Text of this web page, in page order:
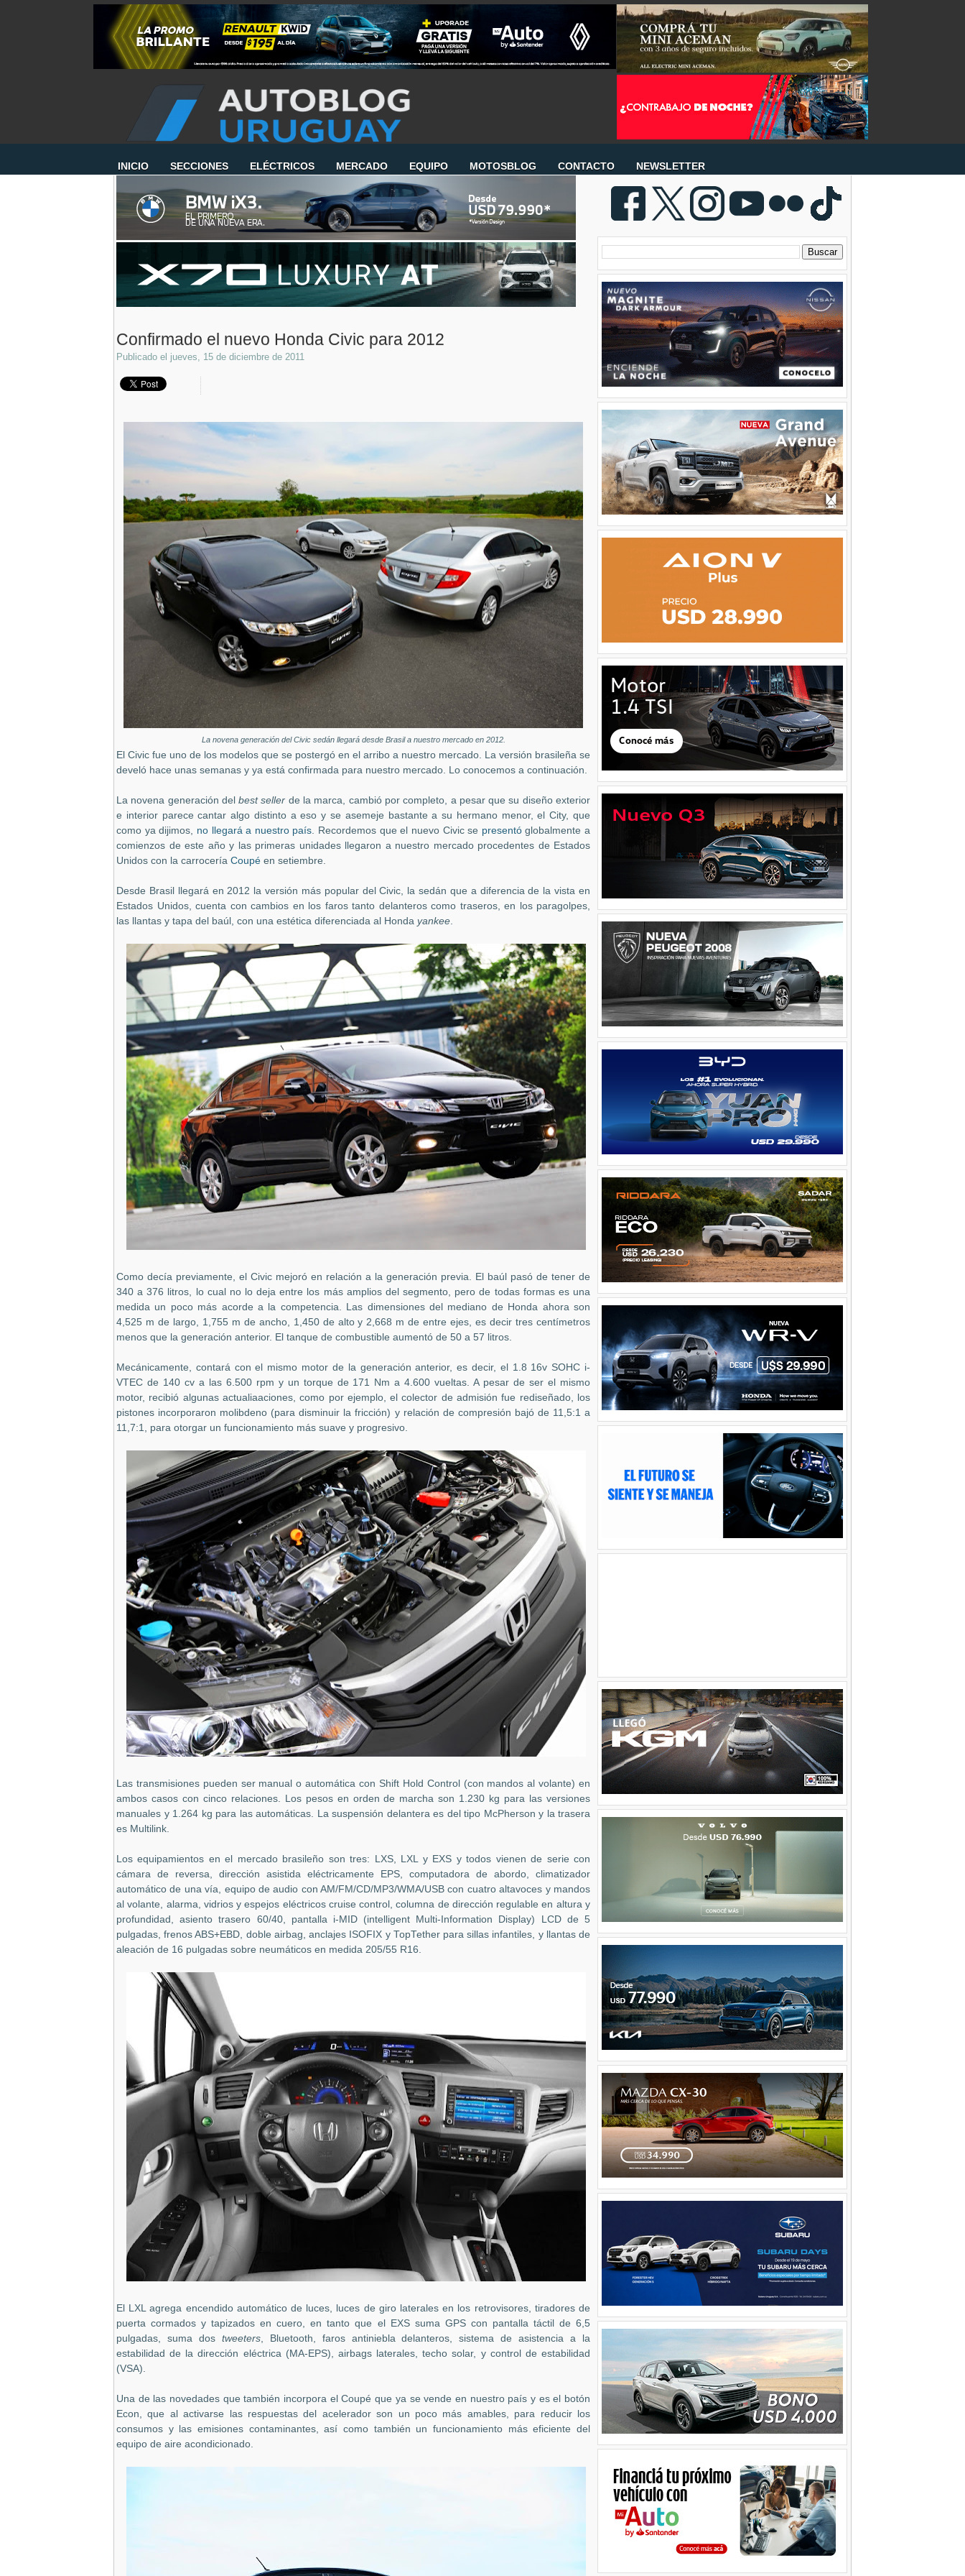
INICIO SECCIONES ELÉCTRICOS MERCADO EQUIPO MOTOSBLOG CONTACTO NEWSLETTER
Confirmado el nuevo Honda Civic para 2012
Publicado el jueves, 15 de diciembre de 2011
La novena generación del Civic sedán llegará desde Brasil a nuestro mercado en 2012.
El Civic fue uno de los modelos que se postergó en el arribo a nuestro mercado. La versión brasileña se
develó hace unas semanas y ya está confirmada para nuestro mercado. Lo conocemos a continuación.
La novena generación delbest seller de la marca, cambió por completo, a pesar que su diseño exterior
e interior parece cantar algo distinto a eso y se asemeje bastante a su hermano menor, el City, que
como ya dijimos, no llegará a nuestro país . Recordemos que el nuevo Civic se presentóglobalmente a
comienzos de este año y las primeras unidades llegaron a nuestro mercado procedentes de Estados
Unidos con la carrocería Coupé en setiembre.
Desde Brasil llegará en 2012 la versión más popular del Civic, la sedán que a diferencia de la vista en
Estados Unidos, cuenta con cambios en los faros tanto delanteros como traseros, en los paragolpes,
las llantas y tapa del baúl, con una estética diferenciada al Honda yankee
Como decía previamente, el Civic mejoró en relación a la generación previa. El baúl pasó de tener de
340 a 376 litros, lo cual no lo deja entre los más amplios del segmento, pero de todas formas es una
medida un poco más acorde a la competencia. Las dimensiones del mediano de Honda ahora son
4,525 m de largo, 1,755 m de ancho, 1,450 de alto y 2,668 m de entre ejes, es decir tres centímetros
menos que la generación anterior. El tanque de combustible aumentó de 50 a 57 litros.
Mecánicamente, contará con el mismo motor de la generación anterior, es decir, el 1.8 16v SOHC i-
VTEC de 140 cv a las 6.500 rpm y un torque de 171 Nm a 4.600 vueltas. A pesar de ser el mismo
motor, recibió algunas actualiaaciones, como por ejemplo, el colector de admisión fue rediseñado, los
pistones incorporaron molibdeno (para disminuir la fricción) y relación de compresión bajó de 11,5:1 a
11,7:1, para otorgar un funcionamiento más suave y progresivo.
Las transmisiones pueden ser manual o automática con Shift Hold Control (con mandos al volante) en
ambos casos con cinco relaciones. Los pesos en orden de marcha son 1.230 kg para las versiones
manuales y 1.264 kg para las automáticas. La suspensión delantera es del tipo McPherson y la trasera
es Multilink.
Los equipamientos en el mercado brasileño son tres: LXS, LXL y EXS y todos vienen de serie con
cámara de reversa, dirección asistida eléctricamente EPS, computadora de abordo, climatizador
automático de una vía, equipo de audio con AM/FM/CD/MP3/WMA/USB con cuatro altavoces y mandos
al volante, alarma, vidrios y espejos eléctricos cruise control, columna de dirección regulable en altura y
profundidad, asiento trasero 60/40, pantalla i-MID (intelligent Multi-Information Display) LCD de 5
pulgadas, frenos ABS+EBD, doble airbag, anclajes ISOFIX y TopTether para sillas infantiles, y llantas de
aleación de 16 pulgadas sobre neumáticos en medida 205/55 R16.
El LXL agrega encendido automático de luces, luces de giro laterales en los retrovisores, tiradores de
puerta cormados y tapizados en cuero, en tanto que el EXS suma GPS con pantalla táctil de 6,5
pulgadas, suma dos tweeters, Bluetooth, faros antiniebla delanteros, sistema de asistencia a la
estabilidad de la dirección eléctrica (MA-EPS), airbags laterales, techo solar, y control de estabilidad
(VSA).
Una de las novedades que también incorpora el Coupé que ya se vende en nuestro país y es el botón
Econ, que al activarse las respuestas del acelerador son un poco más amables, para reducir los
consumos y las emisiones contaminantes, así como también un funcionamiento más eficiente del
equipo de aire acondicionado.